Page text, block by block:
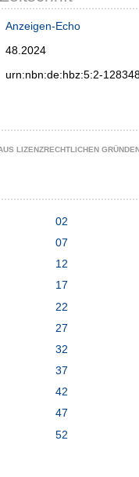
Anzeigen-Echo
48.2024
urn:nbn:de:hbz:5:2-
LIZENZRECHTLICHEN
02
07
12
17
22
27
32
37
42
47
52